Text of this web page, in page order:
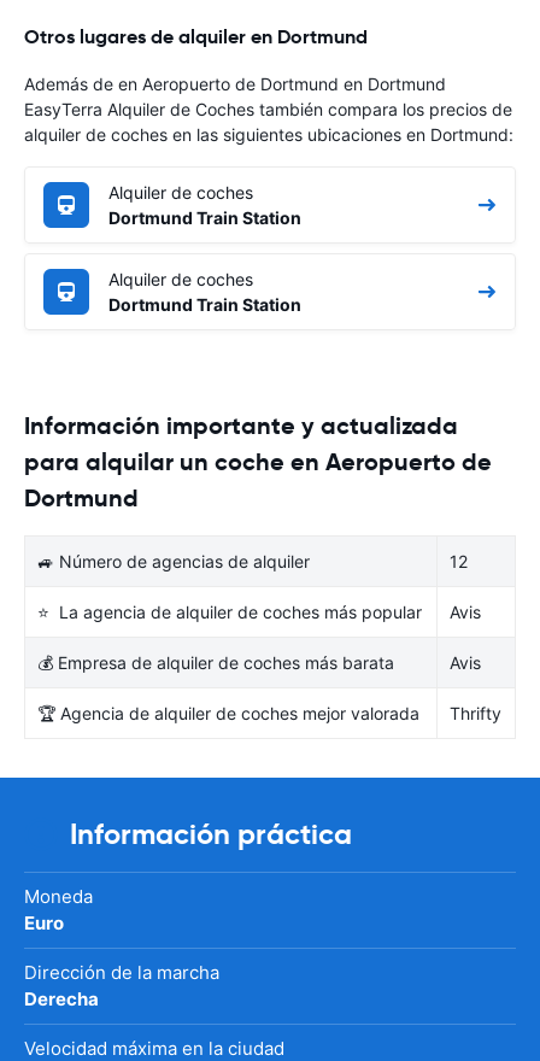
Otros lugares de alquiler en Dortmund
Además de en Aeropuerto de Dortmund en Dortmund
EasyTerra Alquiler de Coches también compara los precios de
alquiler de coches en las siguientes ubicaciones en Dortmund:
Alquiler de coches
Dortmund Train Station
Alquiler de coches
Dortmund Train Station
Información importante y actualizada
para alquilar un coche en Aeropuerto de
Dortmund
🚙 Número de agencias de alquiler 12
⭐ La agencia de alquiler de coches más popular Avis
💰 Empresa de alquiler de coches más barata Avis
🏆 Agencia de alquiler de coches mejor valorada Thrifty
Información práctica
Moneda
Euro
Dirección de la marcha
Derecha
Velocidad máxima en la ciudad